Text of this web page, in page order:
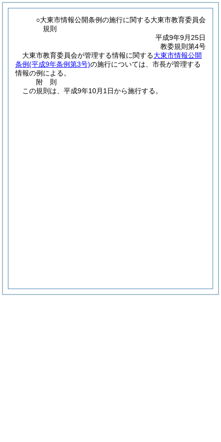
○大東市情報公開条例の施行に関する大東市教育委員会
規則
平成9年9月25日
教委規則第4号
大東市教育委員会が管理する情報に関する大東市情報公開
条例(平成9年条例第3号)の施行については、市長が管理する
情報の例による。
附 則
この規則は、平成9年10月1日から施行する。